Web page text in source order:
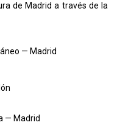
de Madrid a través de la
— Madrid
— Madrid